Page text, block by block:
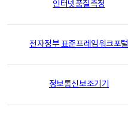
인터넷품질측정
전자정부 표준프레임워크포털
정보통신보조기기